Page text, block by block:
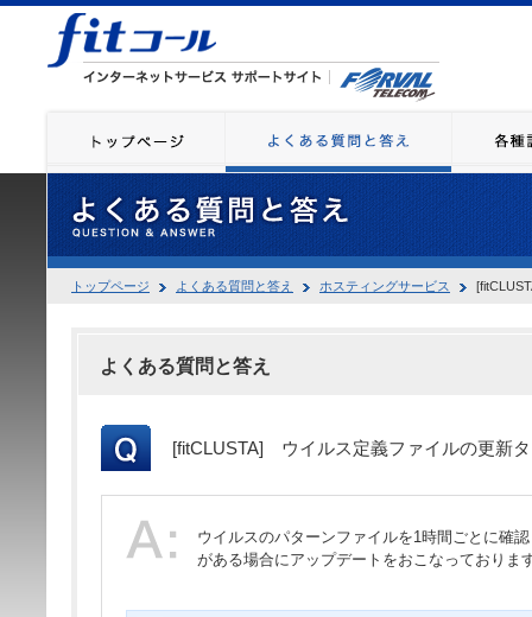
トップページ よくある質問と答え ホスティングサービス
よくある質問と答え
[fitCLUSTA] ウイルス定義ファイルの更新
ウイルスのパターンファイルを1時間ごとに確
がある場合にアップデートをおこなっておりま